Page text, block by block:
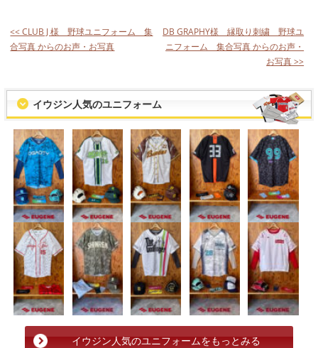
<< CLUB J 様 野球ユニフォーム 集
合写真 からのお声・お写真
DB GRAPHY様 縁取り刺繍 野球ユ
ニフォーム 集合写真 からのお声・
お写真 >>
イウジン人気のユニフォーム
イウジン人気のユニフォームをもっとみる